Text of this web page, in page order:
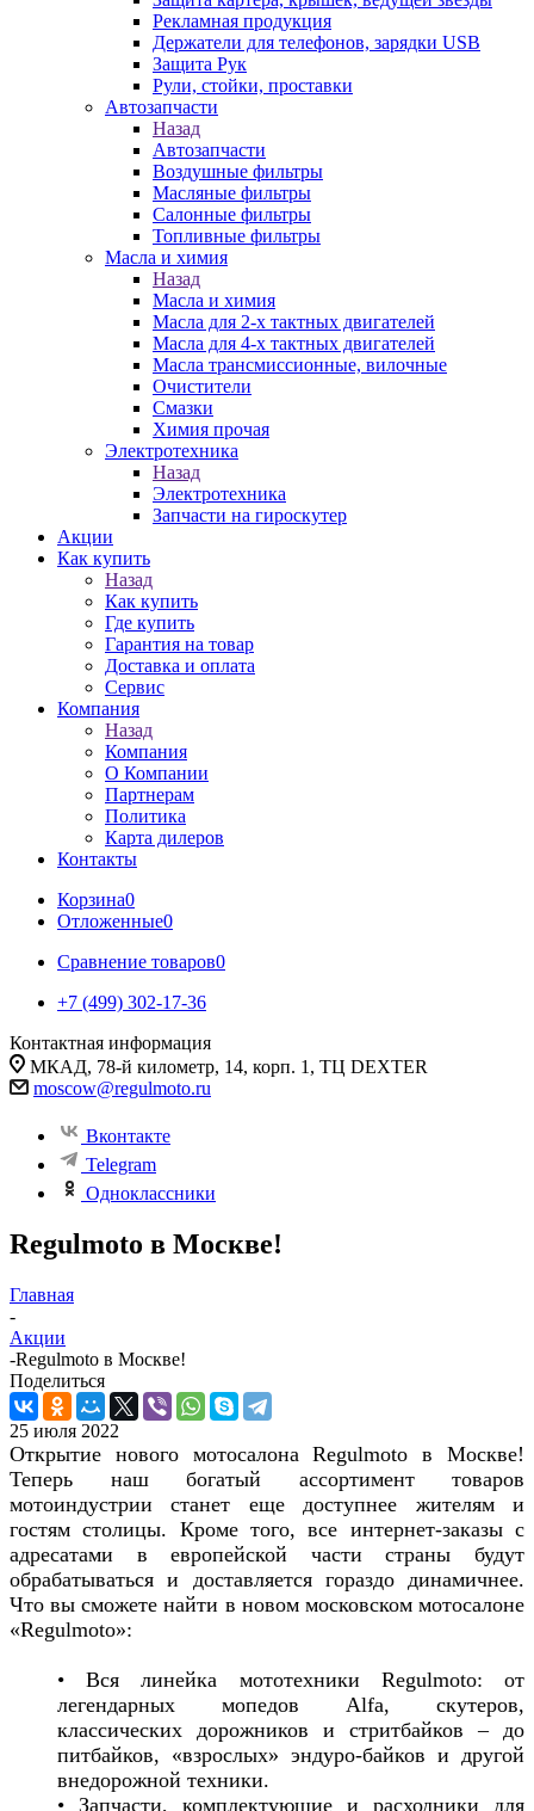
Рекламная продукция
Держатели для телефонов, зарядки USB
Защита Рук
Рули, стойки, проставки
Автозапчасти
Назад
Автозапчасти
Воздушные фильтры
Масляные фильтры
Салонные фильтры
Топливные фильтры
Масла и химия
Назад
Масла и химия
Масла для 2-х тактных двигателей
Масла для 4-х тактных двигателей
Масла трансмиссионные, вилочные
Очистители
Смазки
Химия прочая
Электротехника
Назад
Электротехника
Запчасти на гироскутер
Акции
Как купить
Назад
Как купить
Где купить
Гарантия на товар
Доставка и оплата
Сервис
Компания
Назад
Компания
О Компании
Партнерам
Политика
Карта дилеров
Контакты
Корзина0
Отложенные0
Сравнение товаров0
+7 (499) 302-17-36
Контактная информация
МКАД, 78-й километр, 14, корп. 1, ТЦ DEXTER
moscow@regulmoto.ru
Вконтакте
Telegram
Одноклассники
Regulmoto в Москве!
Главная
-
Акции
-Regulmoto в Москве!
Поделиться
25 июля 2022
Открытие нового мотосалона Regulmoto в Москве!
Теперь наш богатый ассортимент товаров
мотоиндустрии станет еще доступнее жителям и
гостям столицы. Кроме того, все интернет-заказы с
адресатами в европейской части страны будут
обрабатываться и доставляется гораздо динамичнее.
Что вы сможете найти в новом московском мотосалоне
«Regulmoto»:
• Вся линейка мототехники Regulmoto: от
легендарных мопедов Alfa, скутеров,
классических дорожников и стритбайков – до
питбайков, «взрослых» эндуро-байков и другой
внедорожной техники.
• Запчасти, комплектующие и расходники для